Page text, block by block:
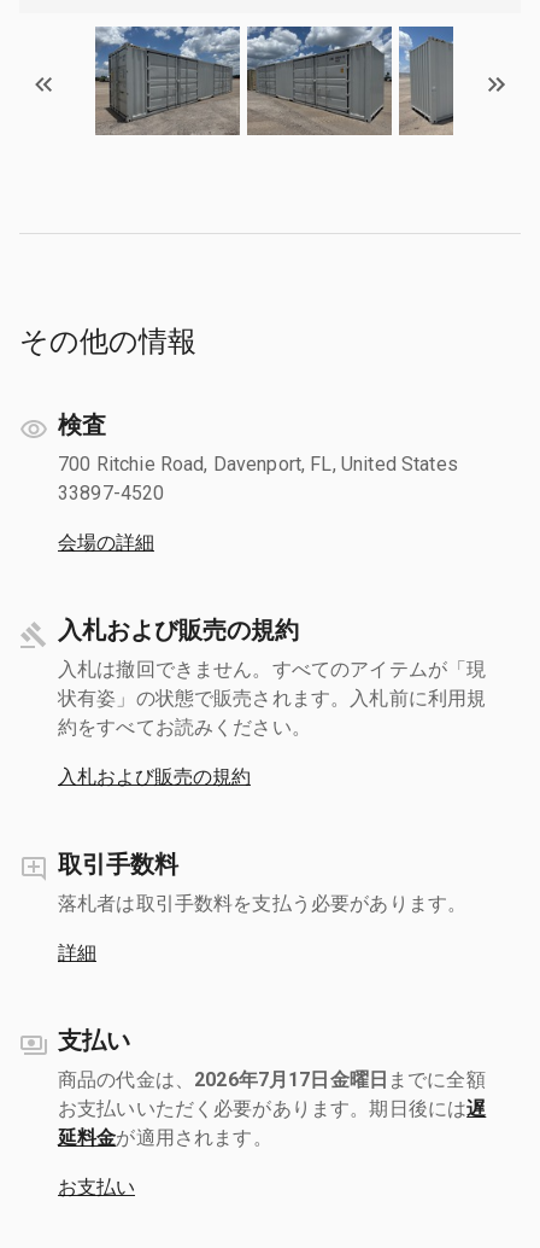
その他の情報
検査
700 Ritchie Road, Davenport, FL, United States
33897-4520
会場の詳細
入札および販売の規約
入札は撤回できません。すべてのアイテムが「現
状有姿」の状態で販売されます。入札前に利用規
約をすべてお読みください。
入札および販売の規約
取引手数料
落札者は取引手数料を支払う必要があります。
詳細
支払い
商品の代金は、 2026年7月17日金曜日 までに全額
お支払いいただく必要があります。期日後には遅
延料金が適用されます。
お支払い